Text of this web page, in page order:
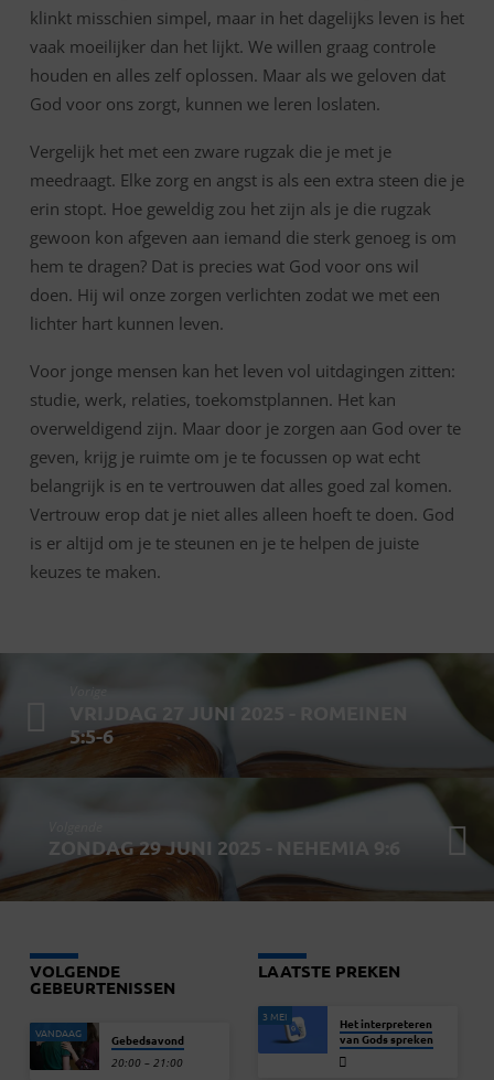
5:7
klinkt misschien simpel, maar in het dagelijks leven is het
vaak moeilijker dan het lijkt. We willen graag controle
houden en alles zelf oplossen. Maar als we geloven dat
God voor ons zorgt, kunnen we leren loslaten.
Vergelijk het met een zware rugzak die je met je
meedraagt. Elke zorg en angst is als een extra steen die je
erin stopt. Hoe geweldig zou het zijn als je die rugzak
gewoon kon afgeven aan iemand die sterk genoeg is om
hem te dragen? Dat is precies wat God voor ons wil
doen. Hij wil onze zorgen verlichten zodat we met een
lichter hart kunnen leven.
Voor jonge mensen kan het leven vol uitdagingen zitten:
studie, werk, relaties, toekomstplannen. Het kan
overweldigend zijn. Maar door je zorgen aan God over te
geven, krijg je ruimte om je te focussen op wat echt
belangrijk is en te vertrouwen dat alles goed zal komen.
Vertrouw erop dat je niet alles alleen hoeft te doen. God
is er altijd om je te steunen en je te helpen de juiste
keuzes te maken.
Vorige
VRIJDAG 27 JUNI 2025 - ROMEINEN
5:5-6
ZONDAG 29 JUNI 2025 - NEHEMIA 9:6
VOLGENDE
GEBEURTENISSEN
VANDAAG Gebedsavond
20:00 – 21:00
LAATSTE PREKEN
3 MEI
Het interpreteren
van Gods spreken